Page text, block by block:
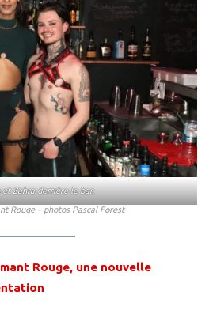
et Zahra derrière le bar.
Rouge – photos Pascal Forest
Rouge, une nouvelle